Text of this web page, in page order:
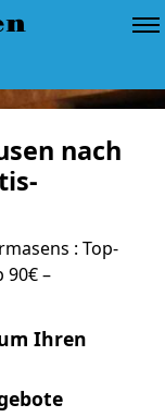
nach
: Top-
–
Ihren